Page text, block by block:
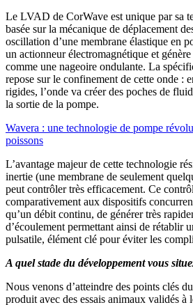
Le LVAD de CorWave est unique par sa
basée sur la mécanique de déplacement
oscillation d’une membrane élastique en
un actionneur électromagnétique et
comme une nageoire ondulante. La
repose sur le confinement de cette onde :
rigides, l’onde va créer des poches de
la sortie de la pompe.
Wavera : une technologie de pompe
poissons
L’avantage majeur de cette technologie
inertie (une membrane de seulement
peut contrôler très efficacement. Ce
comparativement aux dispositifs
qu’un débit continu, de générer très
d’écoulement permettant ainsi de rétablir
pulsatile, élément clé pour éviter les
A quel stade du développement vous
Nous venons d’atteindre des points clés
produit avec des essais animaux validés à